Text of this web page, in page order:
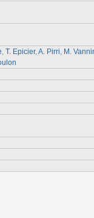
T. Epicier, A. Pirri M.